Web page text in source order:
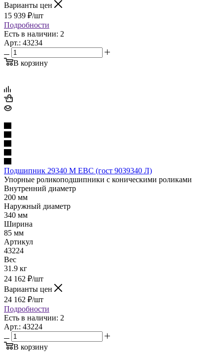
Варианты цен
15 939 ₽/шт
Подробности
Есть в наличии: 2
Арт.: 43234
В корзину
Подшипник 29340 M EBC (гост 9039340 Л)
Упорные роликоподшипники с коническими роликами
Внутренний диаметр
200 мм
Наружный диаметр
340 мм
Ширина
85 мм
Артикул
43224
Вес
31.9 кг
24 162 ₽/шт
Варианты цен
24 162 ₽/шт
Подробности
Есть в наличии: 2
Арт.: 43224
В корзину